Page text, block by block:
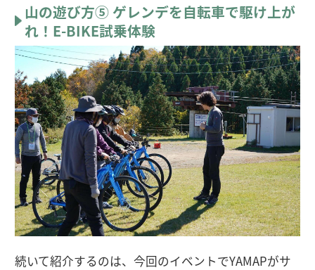
山の遊び方⑤ ゲレンデを自転車で駆け上が
れ！E-BIKE試乗体験
続いて紹介するのは、今回のイベントでYAMAPがサ